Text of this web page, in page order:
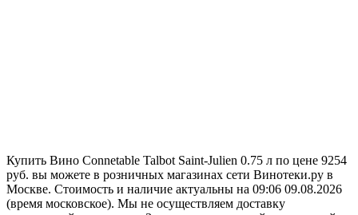
Купить Вино Connetable Talbot Saint-Julien 0.75 л по цене 9254
руб. вы можете в розничных магазинах сети Винотеки.ру в
Москве. Стоимость и наличие актуальны на 09:06 09.08.2026
(время московское). Мы не осуществляем доставку